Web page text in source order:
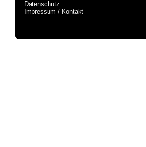
Datenschutz
Impressum / Kontakt